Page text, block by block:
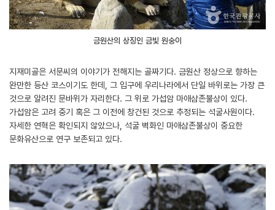
금원산의 상징인 금빛 원숭이
지재미골은 서문씨의 이야기가 전해지는 골짜기다. 금원산 정상으로 향하는
완만한 등산 코스이기도 한데, 그 입구에 우리나라에서 단일 바위로는 가장 큰
것으로 알려진 문바위가 자리한다. 그 위로 가섭암 마애삼존불상이 있다.
가섭암은 고려 중기 혹은 그 이전에 창건된 것으로 추정되는 석굴사원이다.
자세한 연혁은 확인되지 않았으나, 석굴 벽화인 마애삼존불상이 중요한
문화유산으로 연구 보존되고 있다.